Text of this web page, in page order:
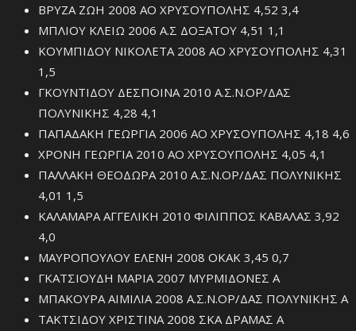
ΒΡΥΖΑ ΖΩΗ 2008 ΑΟ ΧΡΥΣΟΥΠΟΛΗΣ 4,52 3,4
ΜΠΛΙΟΥ ΚΛΕΙΩ 2006 Α.Σ ΔΟΞΑΤΟΥ 4,51 1,1
ΚΟΥΜΠΙΔΟΥ ΝΙΚΟΛΕΤΑ 2008 ΑΟ ΧΡΥΣΟΥΠΟΛΗΣ 4,31
1,5
ΓΚΟΥΝΤΙΔΟΥ ΔΕΣΠΟΙΝΑ 2010 Α.Σ.Ν.ΟΡ/ΔΑΣ
ΠΟΛΥΝΙΚΗΣ 4,28 4,1
ΠΑΠΑΔΑΚΗ ΓΕΩΡΓΙΑ 2006 ΑΟ ΧΡΥΣΟΥΠΟΛΗΣ 4,18 4,6
ΧΡΟΝΗ ΓΕΩΡΓΙΑ 2010 ΑΟ ΧΡΥΣΟΥΠΟΛΗΣ 4,05 4,1
ΠΑΛΛΑΚΗ ΘΕΟΔΩΡΑ 2010 Α.Σ.Ν.ΟΡ/ΔΑΣ ΠΟΛΥΝΙΚΗΣ
4,01 1,5
ΚΑΛΑΜΑΡΑ ΑΓΓΕΛΙΚΗ 2010 ΦΙΛΙΠΠΟΣ ΚΑΒΑΛΑΣ 3,92
4,0
ΜΑΥΡΟΠΟΥΛΟΥ ΕΛΕΝΗ 2008 ΟΚΑΚ 3,45 0,7
ΓΚΑΤΣΙΟΥΔΗ ΜΑΡΙΑ 2007 ΜΥΡΜΙΔΟΝΕΣ Α
ΜΠΑΚΟΥΡΑ ΑΙΜΙΛΙΑ 2008 Α.Σ.Ν.ΟΡ/ΔΑΣ ΠΟΛΥΝΙΚΗΣ Α
ΤΑΚΤΣΙΔΟΥ ΧΡΙΣΤΙΝΑ 2008 ΣΚΑ ΔΡΑΜΑΣ Α